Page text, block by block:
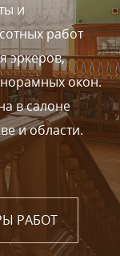
и
работ
эркеров,
окон.
в салоне
и области.
РАБОТ